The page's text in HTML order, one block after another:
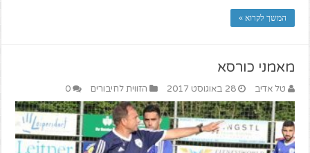
המשך לקרוא »
מאמני כורסא
טל אדיב 28 באוגוסט 2017 הזווית לחיבורים 0